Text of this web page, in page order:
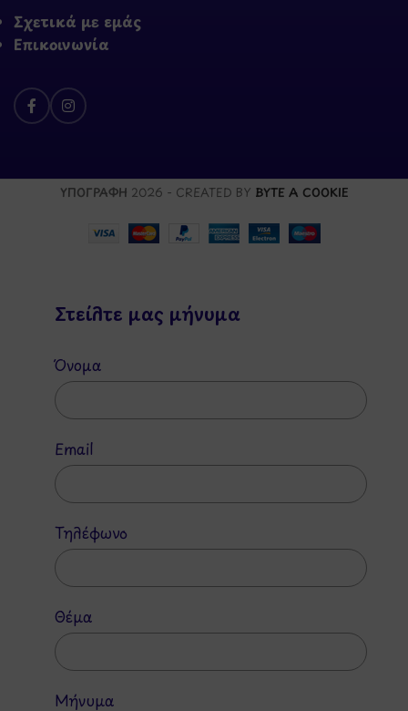
Σχετικά με εμάς
Επικοινωνία
ΥΠΟΓΡΑΦΗ 2026 - CREATED BY BYTE A COOKIE
Στείλτε μας μήνυμα
Όνομα
Email
Τηλέφωνο
Θέμα
Μήνυμα